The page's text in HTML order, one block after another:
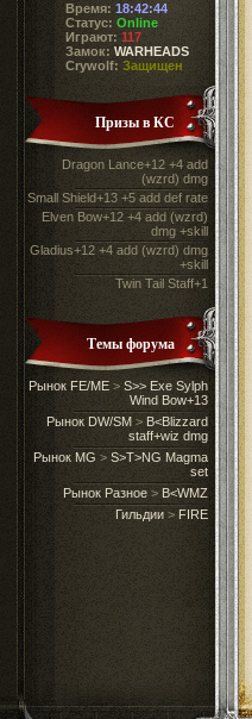
Время: 18:42:45
Статус: Online
Играют: 117
Замок: WARHEADS
Crywolf: Защищен
Призы в КС
Dragon Lance+12 +4 add
(wzrd) dmg
Small Shield+13 +5 add def rate
Elven Bow+12 +4 add (wzrd)
dmg +skill
Gladius+12 +4 add (wzrd) dmg
+skill
Twin Tail Staff+1
Темы форума
Рынок FE/ME > S>> Exe Sylph
Wind Bow+13
Рынок DW/SM > B<Blizzard
staff+wiz dmg
Рынок MG > S>T>NG Magma
set
Рынок Разное > B<WMZ
Гильдии > FIRE